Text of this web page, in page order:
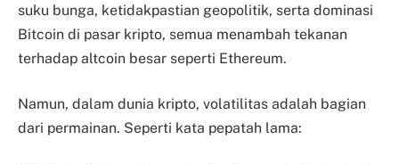
suku bunga, ketidakpastian geopolitik, serta dominasi
Bitcoin di pasar kripto, semua menambah tekanan
terhadap altcoin besar seperti Ethereum.
Namun, dalam dunia kripto, volatilitas adalah bagian
dari permainan. Seperti kata pepatah lama: